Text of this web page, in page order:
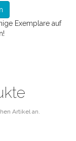
Exemplare auf
Artikel an.